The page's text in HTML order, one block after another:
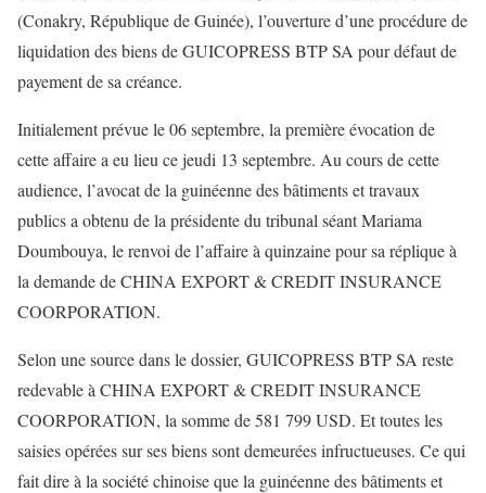
(Conakry, République de Guinée), l’ouverture d’une procédure de
liquidation des biens de GUICOPRESS BTP SA pour défaut de
payement de sa créance.
Initialement prévue le 06 septembre, la première évocation de
cette affaire a eu lieu ce jeudi 13 septembre. Au cours de cette
audience, l’avocat de la guinéenne des bâtiments et travaux
publics a obtenu de la présidente du tribunal séant Mariama
Doumbouya, le renvoi de l’affaire à quinzaine pour sa réplique à
la demande de CHINA EXPORT & CREDIT INSURANCE
COORPORATION.
Selon une source dans le dossier, GUICOPRESS BTP SA reste
redevable à CHINA EXPORT & CREDIT INSURANCE
COORPORATION, la somme de 581 799 USD. Et toutes les
saisies opérées sur ses biens sont demeurées infructueuses. Ce qui
fait dire à la société chinoise que la guinéenne des bâtiments et